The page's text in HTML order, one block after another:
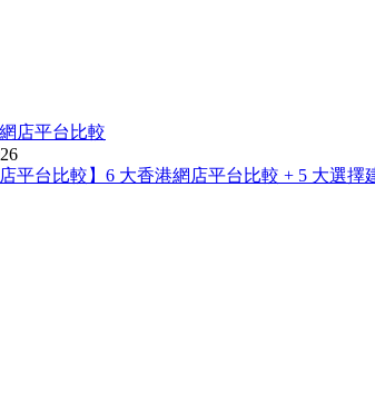
網店平台比較
店平台比較】6 大香港網店平台比較 + 5 大選擇